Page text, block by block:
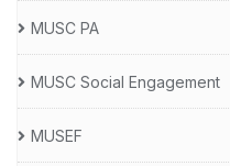
MUSC PA
MUSC Social Engagement
MUSEF